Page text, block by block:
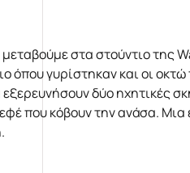
στα στούντιο της
γυρίστηκαν και οι οκτώ
δύο ηχητικές
που κόβουν την ανάσα. Μια